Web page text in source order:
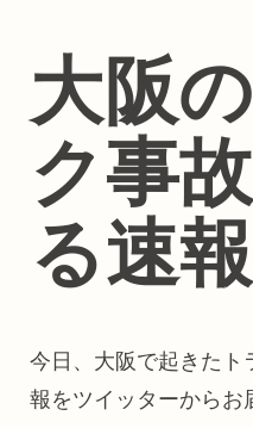
大阪
ク事
る速報
今日、大阪で起きたト
報をツイッターからお